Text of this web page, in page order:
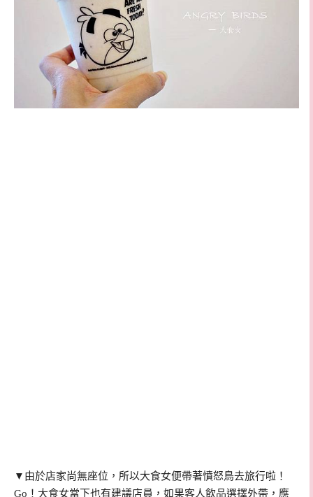
▼由於店家尚無座位，所以大食女便帶著憤怒鳥去旅行啦！
Go！大食女當下也有建議店員，如果客人飲品選擇外帶，應